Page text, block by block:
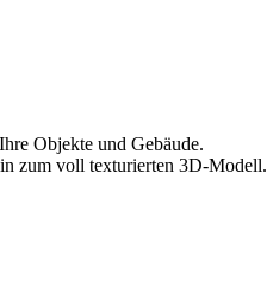
Objekte und Gebäude.
zum voll texturierten 3D-Modell.